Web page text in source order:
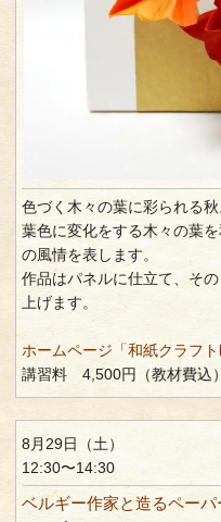
色づく木々の葉に彩られる
葉色に変化をする木々の葉
の風情を表します。
作品はパネルに仕立て、そ
上げます。
ホームページ「和紙クラフト
講習料 4,500円（教材費込）
8月29日（土）
12:30〜14:30
ベルギー作家と造るペー